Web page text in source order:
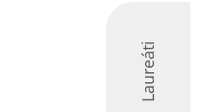
Laureáti